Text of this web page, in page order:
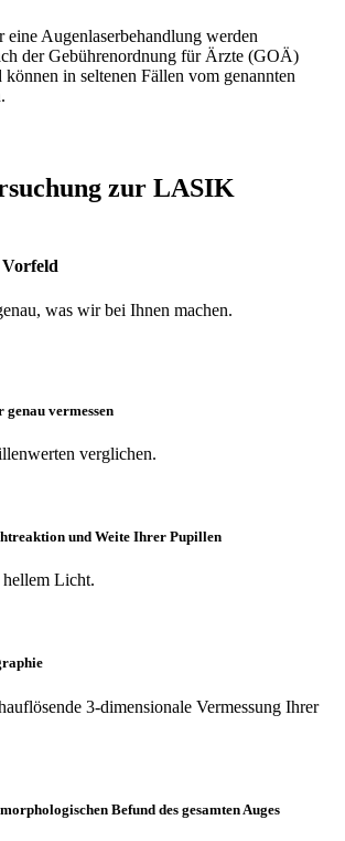
Augenlaserbehandlung werden
der Gebührenordnung für Ärzte (GOÄ)
können in seltenen Fällen vom genannten
zur LASIK
Vorfeld
was wir bei Ihnen machen.
vermessen
verglichen.
und Weite Ihrer Pupillen
Licht.
3-dimensionale Vermessung Ihrer
Befund des gesamten Auges